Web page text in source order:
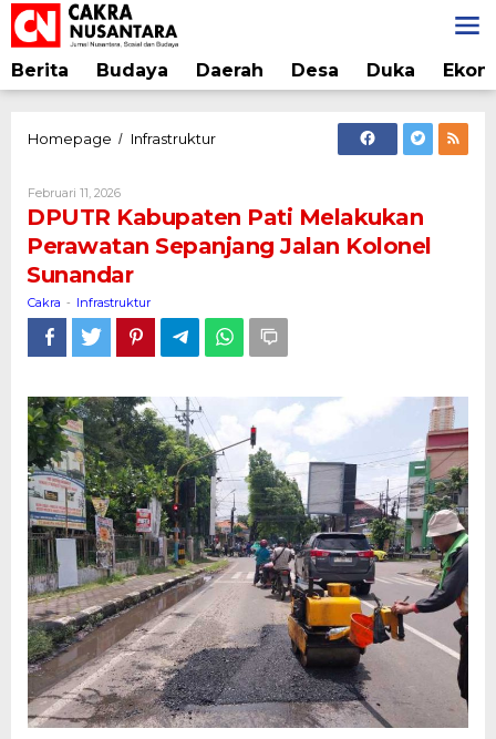
Lewati
ke
konten
Berita Budaya Daerah Desa Duka
Homepage / InfrastrukturDPUTR
Perawatan
Sepanjang
Sunandar
Februari 11, 2026Oleh
Cakra
DPUTR Kabupaten Pati Melakukan
Perawatan Sepanjang Jalan Kolonel
Sunandar
Cakra - Infrastruktur